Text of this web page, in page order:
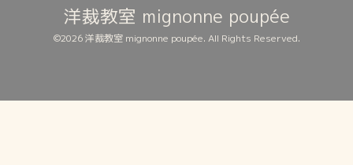
洋裁教室 mignonne poupée
©2026洋裁教室 mignonne poupée. All Rights Reserved.